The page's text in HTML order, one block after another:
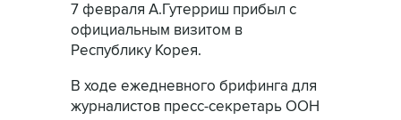
7 февраля А.Гутерриш прибыл с
официальным визитом в
Республику Корея.
В ходе ежедневного брифинга для
журналистов пресс-секретарь ООН